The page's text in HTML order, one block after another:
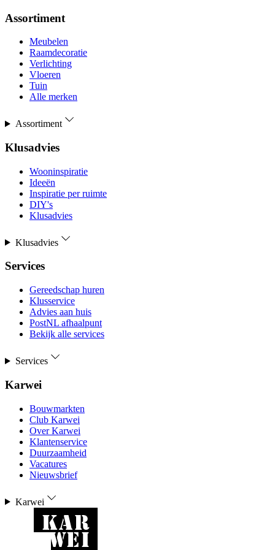
Assortiment
Meubelen
Raamdecoratie
Verlichting
Vloeren
Tuin
Alle merken
Assortiment
Klusadvies
Wooninspiratie
Ideeën
Inspiratie per ruimte
DIY's
Klusadvies
Klusadvies
Services
Gereedschap huren
Klusservice
Advies aan huis
PostNL afhaalpunt
Bekijk alle services
Services
Karwei
Bouwmarkten
Club Karwei
Over Karwei
Klantenservice
Duurzaamheid
Vacatures
Nieuwsbrief
Karwei